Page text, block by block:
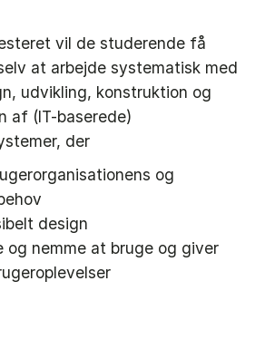
vil de studerende få
at arbejde systematisk med
udvikling, konstruktion og
af (IT-baserede)
der
og
design
og nemme at bruge og giver